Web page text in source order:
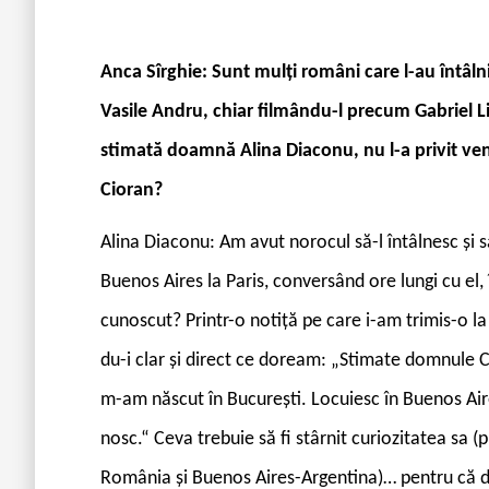
Anca Sîrghie: Sunt mulți români care l-au
Vasile Andru, chiar filmându-l precum Gabriel
stimată doamnă Alina Diaconu, nu l-a privit
Cioran?
Alina Diaconu: Am avut norocul să-l întâlnesc și
Buenos Aires la Paris, conversând ore lungi cu
cunoscut? Printr-o notiță pe care i-am trimis-o
du-i clar și direct ce doream: „Stimate domnule
m-am născut în București. Locuiesc în Buenos
nosc.“ Ceva trebuie să fi stârnit curiozitatea sa
România și Buenos Aires-Argentina)… pentru că